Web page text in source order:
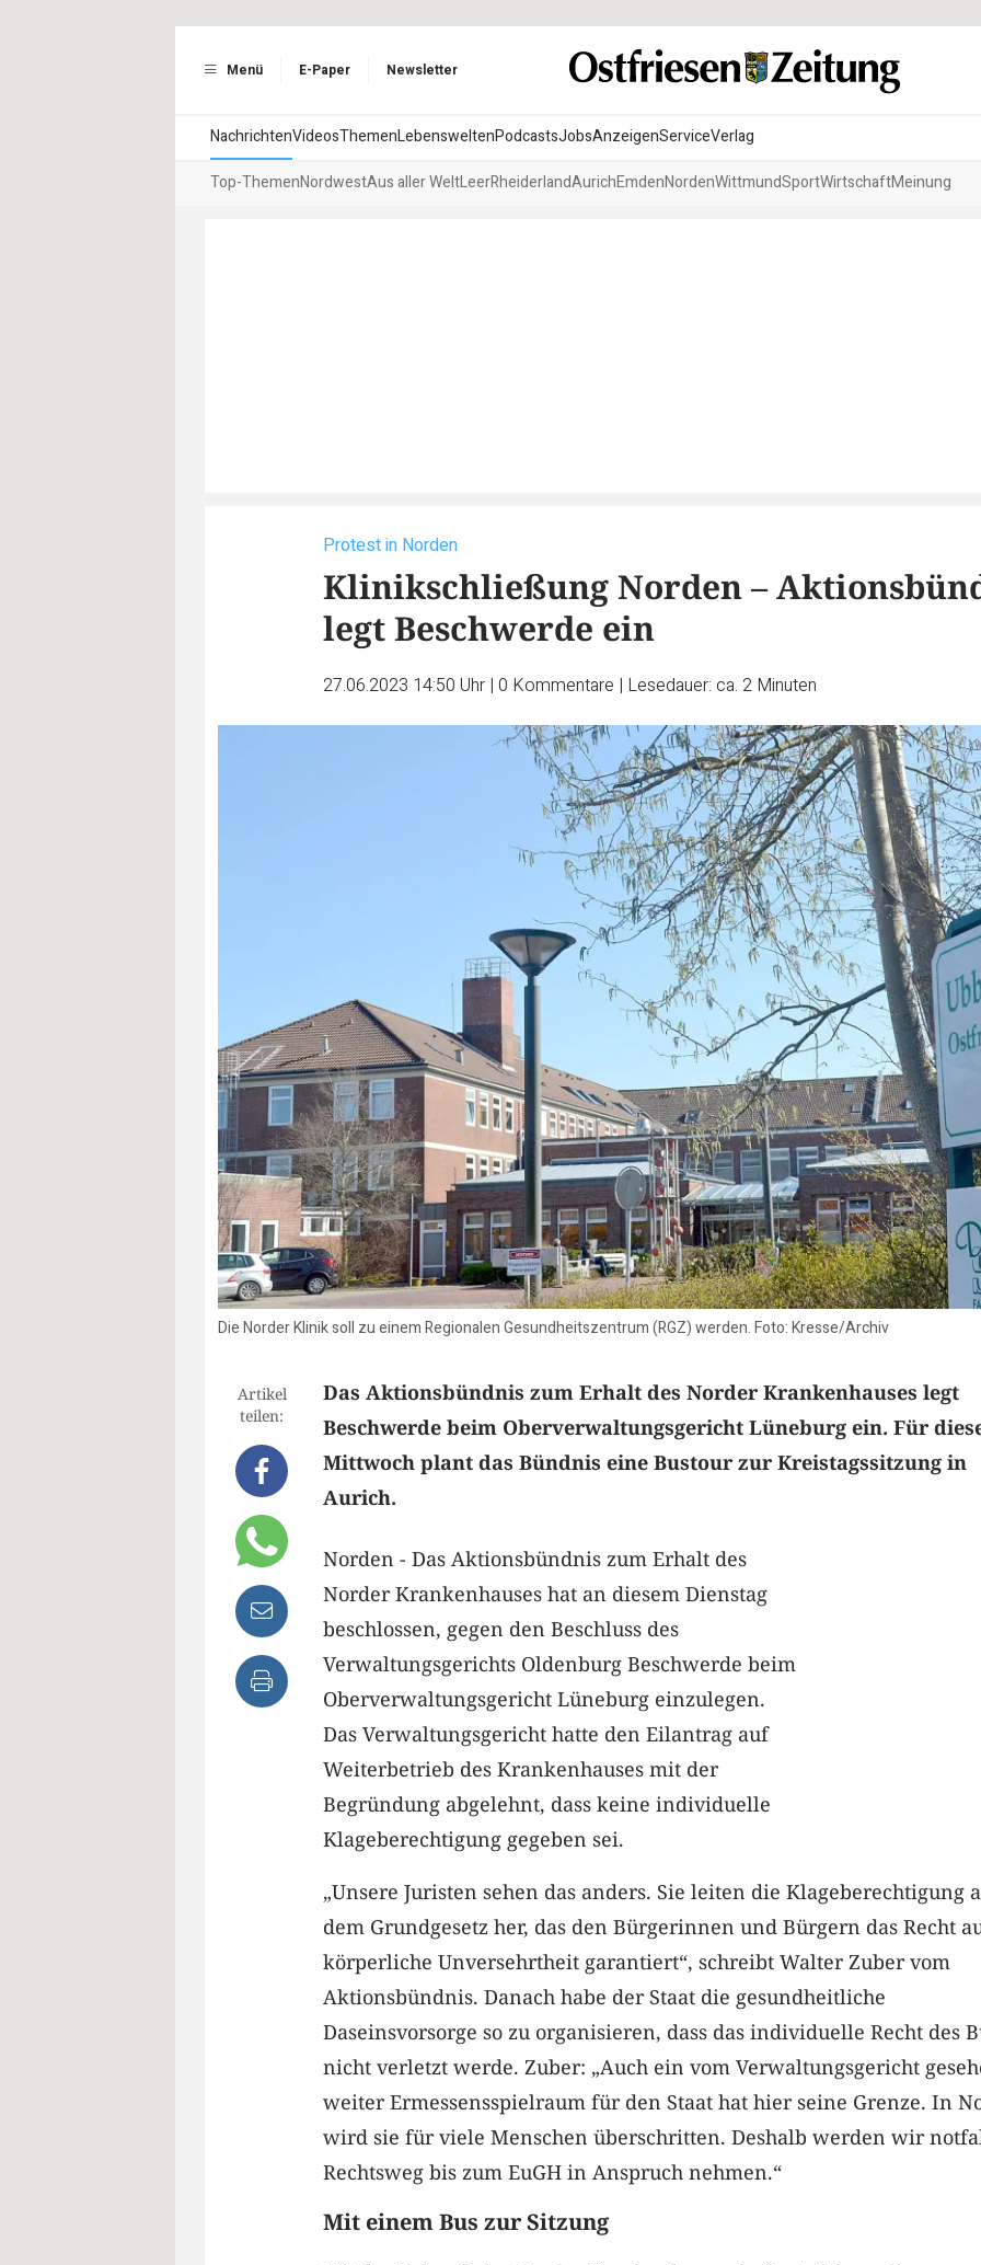
Menü E-Paper Newsletter
NachrichtenVideosThemenLebensweltenPodcastsJobsAnzeigenServiceVerlag
Top-ThemenNordwestAus aller WeltLeerRheiderlandAurichEmdenNordenWittmundSportWirtschaftMeinung
Protest in Norden
Klinikschließung Norden –
legt Beschwerde ein
27.06.2023 14:50 Uhr | 0 Kommentare | Lesedauer: ca. 2 Minuten
Die Norder Klinik soll zu einem Regionalen Gesundheitszentrum (RGZ) werden. Foto: Kresse/Archiv
Artikel
teilen:
Das Aktionsbündnis zum Erhalt des Norder Krankenhauses legt
Beschwerde beim Oberverwaltungsgericht Lüneburg ein. Für
Mittwoch plant das Bündnis eine Bustour zur Kreistagssitzung in
Aurich.
Norden - Das Aktionsbündnis zum Erhalt des
Norder Krankenhauses hat an diesem Dienstag
beschlossen, gegen den Beschluss des
Verwaltungsgerichts Oldenburg Beschwerde beim
Oberverwaltungsgericht Lüneburg einzulegen.
Das Verwaltungsgericht hatte den Eilantrag auf
Weiterbetrieb des Krankenhauses mit der
Begründung abgelehnt, dass keine individuelle
Klageberechtigung gegeben sei.
„Unsere Juristen sehen das anders. Sie leiten die Klageberechtigung
dem Grundgesetz her, das den Bürgerinnen und Bürgern das Recht
körperliche Unversehrtheit garantiert“, schreibt Walter Zuber vom
Aktionsbündnis. Danach habe der Staat die gesundheitliche
Daseinsvorsorge so zu organisieren, dass das individuelle Recht des
nicht verletzt werde. Zuber: „Auch ein vom Verwaltungsgericht
weiter Ermessensspielraum für den Staat hat hier seine Grenze. In
wird sie für viele Menschen überschritten. Deshalb werden wir
Rechtsweg bis zum EuGH in Anspruch nehmen.“
Mit einem Bus zur Sitzung